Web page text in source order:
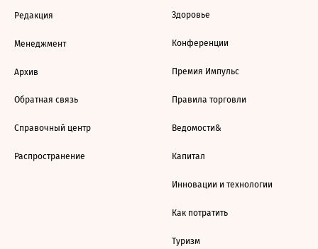
Редакция
Менеджмент
Архив
Обратная связь
Справочный центр
Распространение
Здоровье
Конференции
Премия Импульс
Правила торговли
Ведомости&
Капитал
Инновации и технологии
Как потратить
Туризм